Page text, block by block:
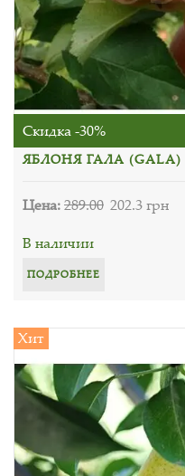
Скидка -30%
ЯБЛОНЯ ГАЛА (GALA)
Цена:289.00 202.3 грн
В наличии
ПОДРОБНЕЕ
Хит